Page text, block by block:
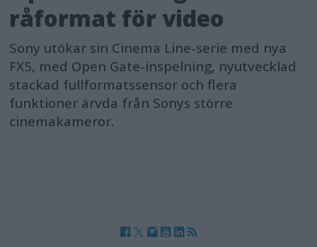
råformat för video
Sony utökar sin Cinema Line-serie med nya
FX5, med Open Gate-inspelning, nyutvecklad
stackad fullformatssensor och flera
funktioner ärvda från Sonys större
cinemakameror.